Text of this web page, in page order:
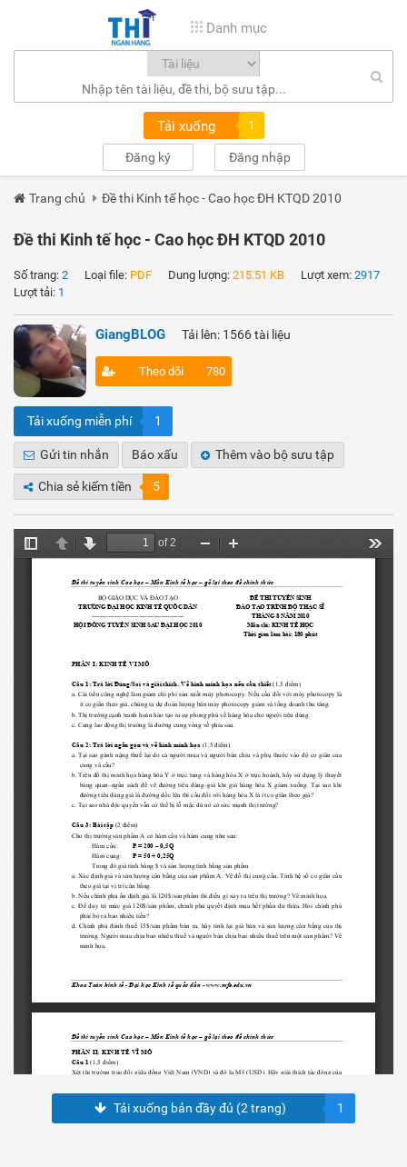
Danh mục
Tải xuống 1
Đăng ký Đăng nhập
Trang chủ Đề thi Kinh tế học - Cao học ĐH KTQD 2010
Đề thi Kinh tế học - Cao học ĐH KTQD 2010
Số trang: 2 Loại file: PDF Dung lượng: 215.51 KB Lượt xem: 2917
Lượt tải: 1
GiangBLOG Tải lên: 1566 tài liệu
Theo dõi 780
Tải xuống miễn phí 1
Gửi tin nhắn Báo xấu Thêm vào bộ sưu tập
Chia sẻ kiếm tiền 5
Tải xuống bản đầy đủ (2 trang) 1